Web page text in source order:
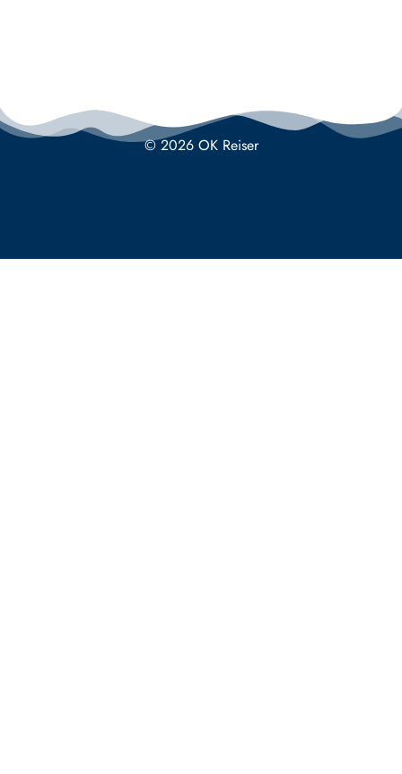
© 2026 OK Reiser